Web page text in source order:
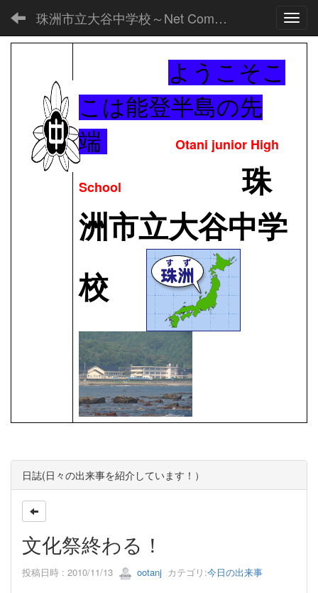
珠洲市立大谷中学校～Net Commons～
ようこそこ
こは能登半島の先
端
Otani junior High
School
珠
洲市立大谷中学
校
日誌(日々の出来事を紹介しています！）
文化祭終わる！
投稿日時 : 2010/11/13 ootanj カテゴリ:今日の出来事